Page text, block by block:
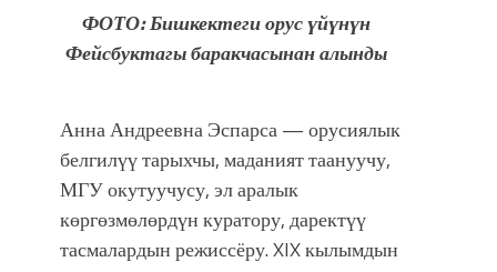
ФОТО: Бишкектеги орус үйүнүн
Фейсбуктагы баракчасынан алынды
Анна Андреевна Эспарса — орусиялык
белгилүү тарыхчы, маданият таануучу,
МГУ окутуучусу, эл аралык
көргөзмөлөрдүн куратору, даректүү
тасмалардын режиссёру. XIX кылымдын